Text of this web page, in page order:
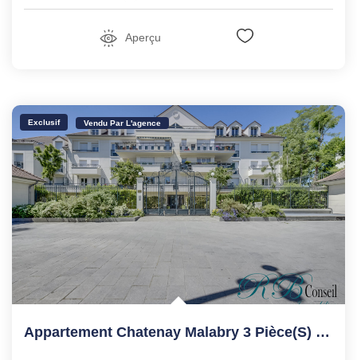
Aperçu
Exclusif Vendu Par L'agence
Appartement Chatenay Malabry 3 Pièce(s) 71 M2